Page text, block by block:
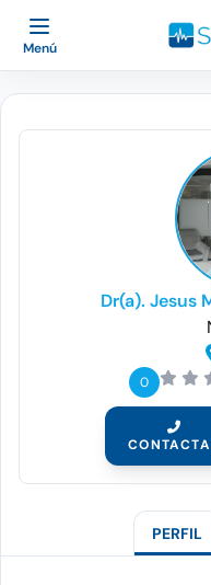
Menú
Dr(a). Jesus
0
PERFIL